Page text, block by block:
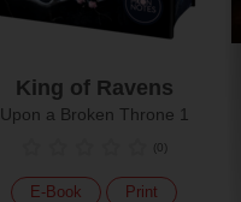
King of Ravens
Upon a Broken Throne 1
(0)
E-Book Print